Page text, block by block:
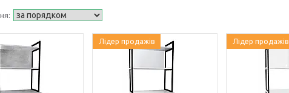
Лідер продажів Лідер продажів